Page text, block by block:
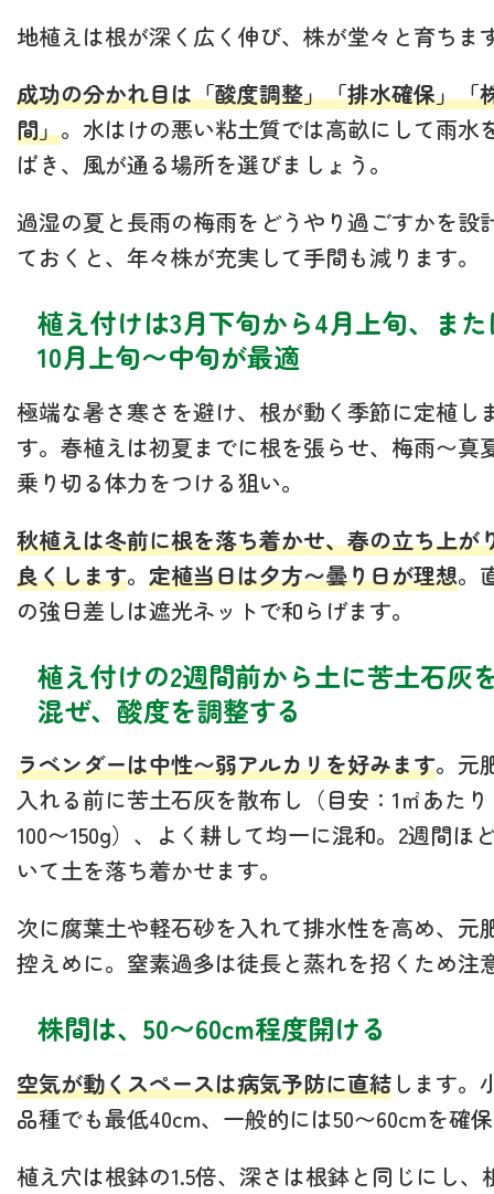
地植えは根が深く広く伸び、株が堂々と育ちま
成功の分かれ目は「酸度調整」「排水確保」「
間」。水はけの悪い粘土質では高畝にして雨水
ばき、風が通る場所を選びましょう。
過湿の夏と長雨の梅雨をどうやり過ごすかを設
ておくと、年々株が充実して手間も減ります。
植え付けは3月下旬から4月上旬、ま
10月上旬〜中旬が最適
極端な暑さ寒さを避け、根が動く季節に定植し
す。春植えは初夏までに根を張らせ、梅雨〜真
乗り切る体力をつける狙い。
秋植えは冬前に根を落ち着かせ、春の立ち上が
良くします。 定植当日は夕方〜曇り日が理想。
の強日差しは遮光ネットで和らげます。
植え付けの2週間前から土に苦土石灰
混ぜ、酸度を調整する
ラベンダーは中性〜弱アルカリを好みます。元
入れる前に苦土石灰を散布し（目安：1㎡あたり
100〜150g）、よく耕して均一に混和。2週間ほ
いて土を落ち着かせます。
次に腐葉土や軽石砂を入れて排水性を高め、元
控えめに。窒素過多は徒長と蒸れを招くため注
株間は、50〜60cm程度開ける
空気が動くスペースは病気予防に直結 します。
品種でも最低40cm、一般的には50〜60cmを確
植え穴は根鉢の1.5倍、深さは根鉢と同じにし、